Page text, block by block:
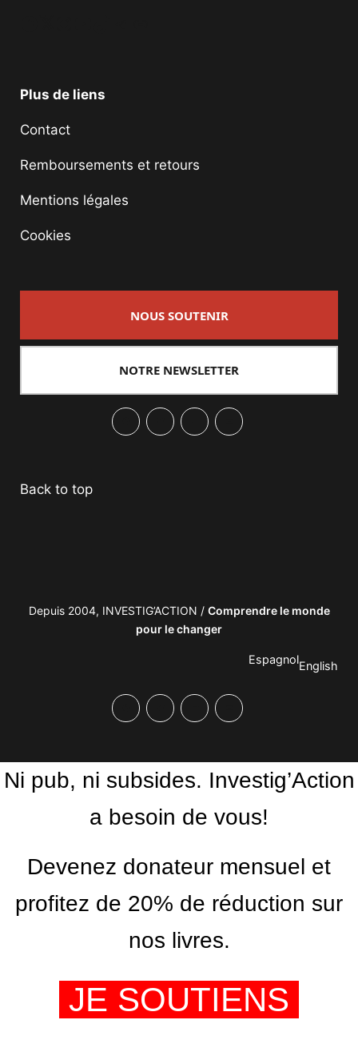
Plus de liens
Contact
Remboursements et retours
Mentions légales
Cookies
NOUS SOUTENIR
NOTRE NEWSLETTER
Back to top
Depuis 2004, INVESTIG’ACTION / Comprendre le monde
pour le changer
EspagnolEnglish
Ni pub, ni subsides. Investig’Action
a besoin de vous!
Devenez donateur mensuel et
profitez de 20% de réduction sur
nos livres.
JE SOUTIENS